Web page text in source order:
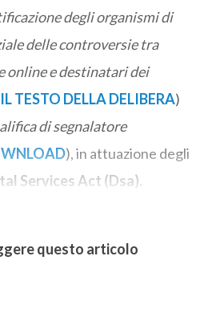
degli organismi di
delle controversie tra
e destinatari dei
TESTO DELLA DELIBERA)
di segnalatore
), in attuazione degli
Services Act (Dsa).
questo articolo